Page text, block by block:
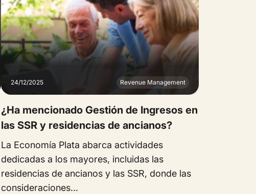
24/12/2025 Revenue Management
¿Ha mencionado Gestión de Ingresos en
las SSR y residencias de ancianos?
La Economía Plata abarca actividades
dedicadas a los mayores, incluidas las
residencias de ancianos y las SSR, donde las
consideraciones...